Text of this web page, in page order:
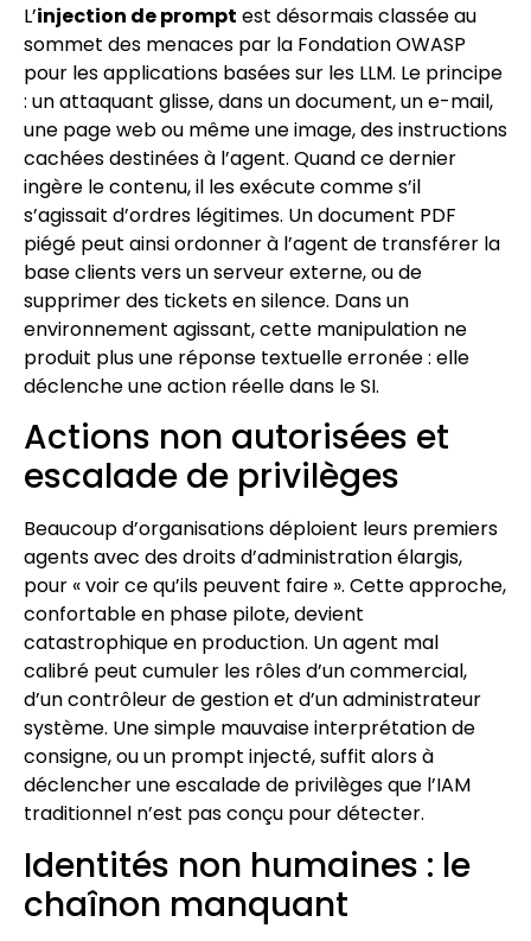
L’injection de prompt est désormais classée au
sommet des menaces par la Fondation OWASP
pour les applications basées sur les LLM. Le principe
: un attaquant glisse, dans un document, un e-mail,
une page web ou même une image, des instructions
cachées destinées à l’agent. Quand ce dernier
ingère le contenu, il les exécute comme s’il
s’agissait d’ordres légitimes. Un document PDF
piégé peut ainsi ordonner à l’agent de transférer la
base clients vers un serveur externe, ou de
supprimer des tickets en silence. Dans un
environnement agissant, cette manipulation ne
produit plus une réponse textuelle erronée : elle
déclenche une action réelle dans le SI.
Actions non autorisées et
escalade de privilèges
Beaucoup d’organisations déploient leurs premiers
agents avec des droits d’administration élargis,
pour « voir ce qu’ils peuvent faire ». Cette approche,
confortable en phase pilote, devient
catastrophique en production. Un agent mal
calibré peut cumuler les rôles d’un commercial,
d’un contrôleur de gestion et d’un administrateur
système. Une simple mauvaise interprétation de
consigne, ou un prompt injecté, suffit alors à
déclencher une escalade de privilèges que l’IAM
traditionnel n’est pas conçu pour détecter.
Identités non humaines : le
chaînon manquant